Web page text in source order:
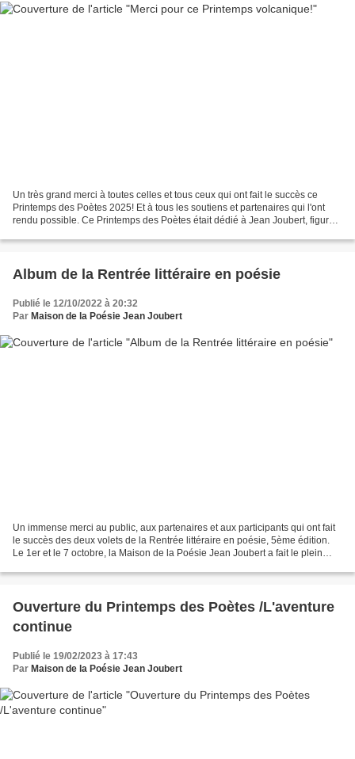
Un très grand merci à toutes celles et tous ceux qui ont fait le succès ce
Printemps des Poètes 2025! Et à tous les soutiens et partenaires qui l'ont
rendu possible. Ce Printemps des Poètes était dédié à Jean Joubert, figure
Album de la Rentrée littéraire en poésie
Publié le 12/10/2022 à 20:32
Par Maison de la Poésie Jean Joubert
Un immense merci au public, aux partenaires et aux participants qui ont fait
le succès des deux volets de la Rentrée littéraire en poésie, 5ème édition.
Le 1er et le 7 octobre, la Maison de la Poésie Jean Joubert a fait le plein
Ouverture du Printemps des Poètes /L'aventure
continue
Publié le 19/02/2023 à 17:43
Par Maison de la Poésie Jean Joubert